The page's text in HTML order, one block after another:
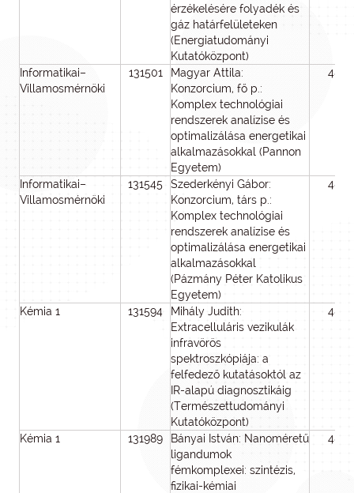
érzékelésére folyadék és
gáz határfelületeken
(Energiatudományi
Kutatóközpont)
Informatikai–
Villamosmérnöki
131501
Magyar Attila:
Konzorcium, fő p.:
Komplex technológiai
rendszerek analízise és
optimalizálása energetikai
alkalmazásokkal (Pannon
Egyetem)
48
Informatikai–
Villamosmérnöki
131545
Szederkényi Gábor:
Konzorcium, társ p.:
Komplex technológiai
rendszerek analízise és
optimalizálása energetikai
alkalmazásokkal
(Pázmány Péter Katolikus
Egyetem)
48
Kémia 1 131594
Mihály Judith:
Extracelluláris vezikulák
infravörös
spektroszkópiája: a
felfedező kutatásoktól az
IR-alapú diagnosztikáig
(Természettudományi
Kutatóközpont)
48
Kémia 1 131989
Bányai István: Nanoméretű
ligandumok
fémkomplexei: szintézis,
fizikai-kémiai
48